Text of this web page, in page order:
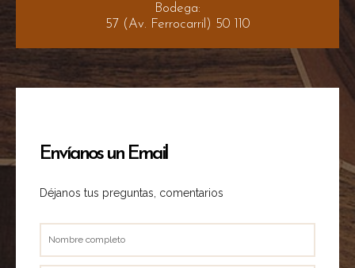
Bodega:
57 (Av. Ferrocarril) 50 110
Envíanos un Email
Déjanos tus preguntas, comentarios